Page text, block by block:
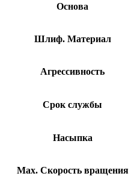
Основа
Шлиф. Материал
Агрессивность
Срок службы
Насыпка
Мах. Скорость вращения